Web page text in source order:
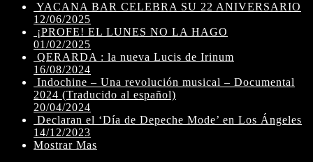
YACANA BAR CELEBRA SU 22 ANIVERSARIO
12/06/2025
¡PROFE! EL LUNES NO LA HAGO
01/02/2025
QERARDA : la nueva Lucis de Irinum
16/08/2024
Indochine – Una revolución musical – Documental
2024 (Traducido al español)
20/04/2024
Declaran el ‘Día de Depeche Mode’ en Los Ángeles
14/12/2023
Mostrar Mas